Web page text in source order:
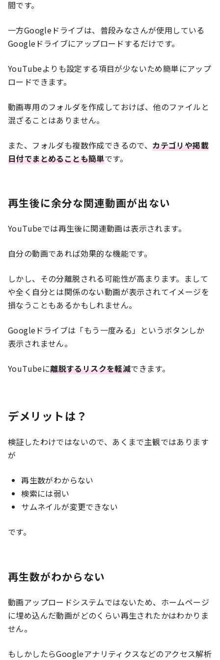
間です。
一方Googleドライブは、普段みなさんが使用している
Googleドライブにアップロードするだけです。
YouTubeよりも設定する項目が少ないため簡単にアップ
ロードできます。
動画専用のフォルダを作成しておけば、他のファイルと
混ざることはありません。
また、フォルダも複数作成できるので、カテゴリや掲載
日付でまとめることも簡単です。
再生後に余分な関連動画が出ない
YouTubeでは再生後に関連動画は表示されます。
自分の動画であれば効果的な機能です。
しかし、その分離脱される可能性が高まります。まして
や全く自分とは関係のない動画が表示されてイメージを
損なうこともあるかもしれません。
Googleドライブは「もう一度みる」というボタンしか
表示されません。
YouTubeに離脱するリスクを軽減できます。
デメリットは？
検証したわけではないので、あくまで主観ではあります
が
再生数がわからない
検索には弱い
サムネイルが変更できない
です。
再生数がわからない
動画アップロードシステムではないため、ホームページ
に埋め込んだ動画がどのくらい再生されたかはわかりま
せん。
もしかしたらGoogleアナリティクスなどのアクセス解析